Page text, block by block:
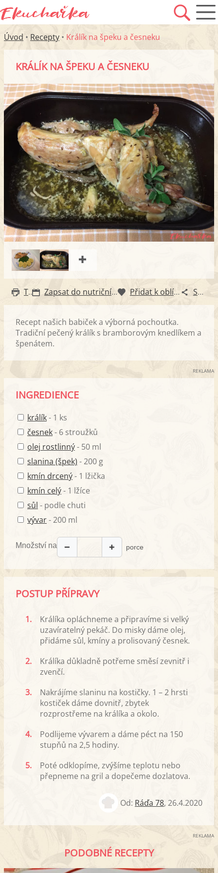
Úvod • Recepty • Králík na špeku a česneku
KRÁLÍK NA ŠPEKU A ČESNEKU
Tisk Zapsat do nutričního diáře Přidat k oblíbeným Sdílet
Recept našich babiček a výborná pochoutka.
Tradiční pečený králík s bramborovým knedlíkem a
špenátem.
REKLAMA
INGREDIENCE
králík- 1 ks
česnek- 6 stroužků
olej rostlinný- 50 ml
slanina (špek) - 200 g
kmín drcený- 1 lžička
kmín celý- 1 lžíce
sůl - podle chuti
vývar- 200 ml
Množství na − + porce
POSTUP PŘÍPRAVY
1.
Králíka opláchneme a připravíme si velký
uzavíratelný pekáč. Do misky dáme olej,
přidáme sůl, kmíny a prolisovaný česnek.
2.
Králíka důkladně potřeme směsí zevnitř i
zvenčí.
3.
Nakrájíme slaninu na kostičky. 1 – 2 hrsti
kostiček dáme dovnitř, zbytek
rozprostřeme na králíka a okolo.
4.
Podlijeme vývarem a dáme péct na 150
stupňů na 2,5 hodiny.
5.
Poté odklopíme, zvýšíme teplotu nebo
přepneme na gril a dopečeme dozlatova.
Od: Ráďa 78, 26.4.2020
REKLAMA
PODOBNÉ RECEPTY